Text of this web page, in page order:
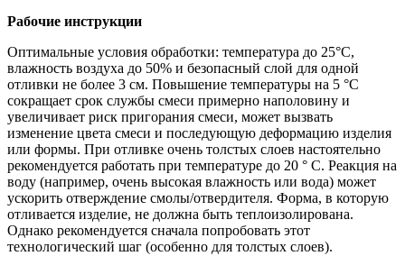
Рабочие инструкции
Оптимальные условия обработки: температура до 25°С,
влажность воздуха до 50% и безопасный слой для одной
отливки не более 3 см. Повышение температуры на 5 °С
сокращает срок службы смеси примерно наполовину и
увеличивает риск пригорания смеси, может вызвать
изменение цвета смеси и последующую деформацию изделия
или формы. При отливке очень толстых слоев настоятельно
рекомендуется работать при температуре до 20 ° C. Реакция на
воду (например, очень высокая влажность или вода) может
ускорить отверждение смолы/отвердителя. Форма, в которую
отливается изделие, не должна быть теплоизолирована.
Однако рекомендуется сначала попробовать этот
технологический шаг (особенно для толстых слоев).